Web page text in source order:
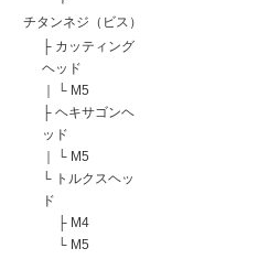
チタンネジ（ビス）
├ カッティング
ヘッド
｜
└ M5
├ ヘキサゴンヘ
ッド
｜
└ M5
└ トルクスヘッ
ド
├ M4
└ M5